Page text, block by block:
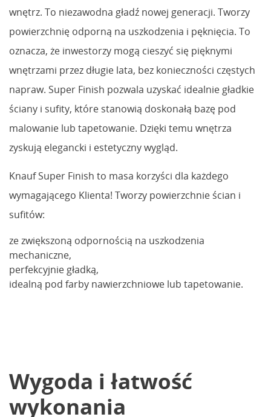
wnętrz. To niezawodna gładź nowej generacji. Tworzy
powierzchnię odporną na uszkodzenia i pęknięcia. To
oznacza, że inwestorzy mogą cieszyć się pięknymi
wnętrzami przez długie lata, bez konieczności częstych
napraw. Super Finish pozwala uzyskać idealnie gładkie
ściany i sufity, które stanowią doskonałą bazę pod
malowanie lub tapetowanie. Dzięki temu wnętrza
zyskują elegancki i estetyczny wygląd.
Knauf Super Finish to masa korzyści dla każdego
wymagającego Klienta! Tworzy powierzchnie ścian i
sufitów:
ze zwiększoną odpornością na uszkodzenia
mechaniczne,
perfekcyjnie gładką,
idealną pod farby nawierzchniowe lub tapetowanie.
Wygoda i łatwość
wykonania